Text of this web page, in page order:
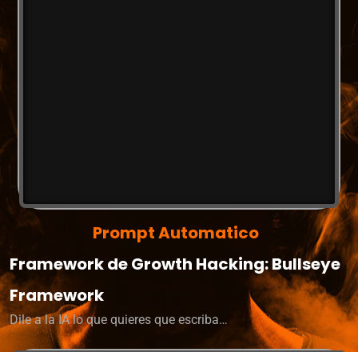
Prompt Automatico
Framework de Growth Hacking: Bullseye
Framework
Dile a la IA lo que quieres que escriba…